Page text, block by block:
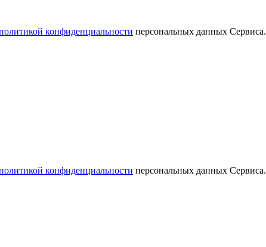
конфиденциальности персональных данных Сервиса.
конфиденциальности персональных данных Сервиса.